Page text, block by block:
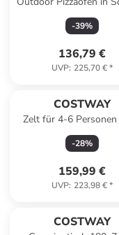
-39%
136,79 €
UVP: 225,70 €*
COSTWAY
Zelt für 4-6
2,1 x 1,8 m in Grün
-28%
159,99 €
UVP: 223,98 €*
COSTWAY